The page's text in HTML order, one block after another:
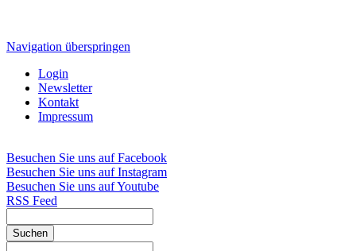
Navigation überspringen
Login
Newsletter
Kontakt
Impressum
Besuchen Sie uns auf Facebook
Besuchen Sie uns auf Instagram
Besuchen Sie uns auf Youtube
RSS Feed
Suchen